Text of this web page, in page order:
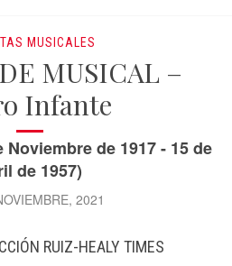
MUSICALES
MUSICAL –
Infante
de 1917 - 15 de
de 1957)
2021
RUIZ-HEALY TIMES